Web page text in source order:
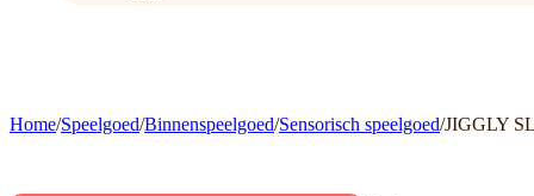
Home/Speelgoed/Binnenspeelgoed/Sensorisch speelgoed/​JIGGLY